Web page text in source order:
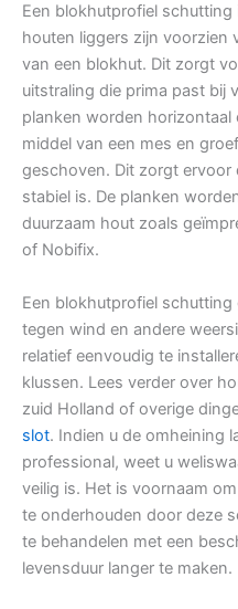
Een blokhutprofiel
houten liggers zijn voorzien
van een blokhut. Dit zorgt
uitstraling die prima past bij
planken worden
middel van een mes en
geschoven. Dit zorgt
stabiel is. De planken
duurzaam hout zoals
of Nobifix.
Een blokhutprofiel
tegen wind en andere
relatief eenvoudig te
klussen. Lees verder over
zuid Holland of overige
slot. Indien u de omheining
professional, weet u
veilig is. Het is voornaam
te onderhouden door deze
te behandelen met een
levensduur langer te maken.